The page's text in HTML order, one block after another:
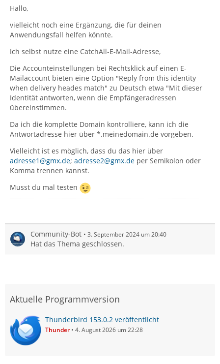
Hallo,
vielleicht noch eine Ergänzung, die für deinen
Anwendungsfall helfen könnte.
Ich selbst nutze eine CatchAll-E-Mail-Adresse,
Die Accounteinstellungen bei Rechtsklick auf einen E-
Mailaccount bieten eine Option "Reply from this identity
when delivery heades match" zu Deutsch etwa "Mit dieser
Identität antworten, wenn die Empfängeradressen
übereinstimmen.
Da ich die komplette Domain kontrolliere, kann ich die
Antwortadresse hier über *.meinedomain.de vorgeben.
Vielleicht ist es möglich, dass du das hier über
adresse1@gmx.de; adresse2@gmx.de per Semikolon oder
Komma trennen kannst.
Musst du mal testen
Community-Bot 3. September 2024 um 20:40
Hat das Thema geschlossen.
Aktuelle Programmversion
Thunderbird 153.0.2 veröffentlicht
Thunder 4. August 2026 um 22:28